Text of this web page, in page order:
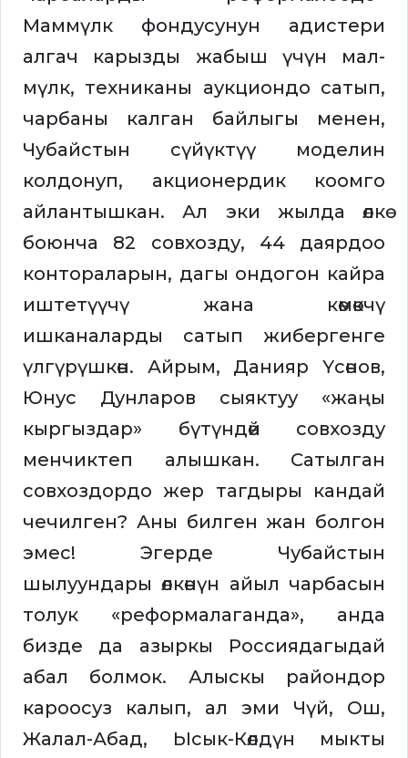
Маммүлк фондусунун адистери
алгач карызды жабыш үчүн мал-
мүлк, техниканы аукциондо сатып,
чарбаны калган байлыгы менен,
Чубайстын сүйүктүү моделин
колдонуп, акционердик коомго
айлантышкан. Ал эки жылда өлкө
боюнча 82 совхозду, 44 даярдоо
контораларын, дагы ондогон кайра
иштетүүчү жана көмөкчү
ишканаларды сатып жибергенге
үлгүрүшкөн. Айрым, Данияр Үсөнов,
Юнус Дунларов сыяктуу «жаңы
кыргыздар» бүтүндөй совхозду
менчиктеп алышкан. Сатылган
совхоздордо жер тагдыры кандай
чечилген? Аны билген жан болгон
эмес! Эгерде Чубайстын
шылуундары өлкөнүн айыл чарбасын
толук «реформалаганда», анда
бизде да азыркы Россиядагыдай
абал болмок. Алыскы райондор
кароосуз калып, ал эми Чүй, Ош,
Жалал-Абад, Ысык-Көлдүн мыкты